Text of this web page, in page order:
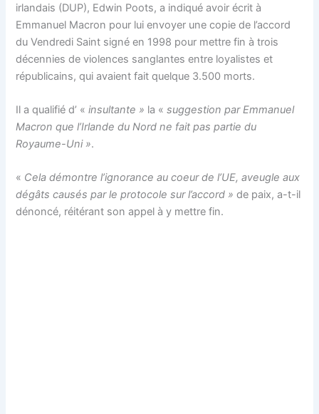
irlandais (DUP), Edwin Poots, a indiqué avoir écrit à
Emmanuel Macron pour lui envoyer une copie de l’accord
du Vendredi Saint signé en 1998 pour mettre fin à trois
décennies de violences sanglantes entre loyalistes et
républicains, qui avaient fait quelque 3.500 morts.
Il a qualifié d’ «insultante » la «suggestion par Emmanuel
Macron que l’Irlande du Nord ne fait pas partie du
Royaume-Uni ».
« Cela démontre l’ignorance au coeur de l’UE, aveugle aux
dégâts causés par le protocole sur l’accord » de paix, a-t-il
dénoncé, réitérant son appel à y mettre fin.